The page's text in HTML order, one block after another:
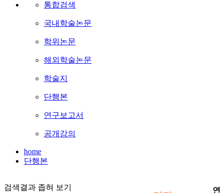
통합검색
국내학술논문
학위논문
해외학술논문
학술지
단행본
연구보고서
공개강의
home
단행본
검색결과 좁혀 보기
연